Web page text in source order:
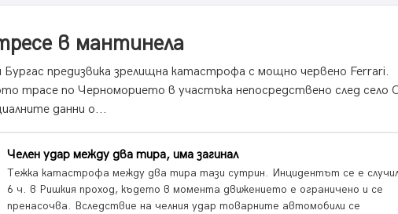
в мантинела
предизвика зрелищна катастрофа с мощно червено Ferrari.
трасе по Черноморието в участъка непосредствено след село
данни о...
Челен удар между два тира, има загинал
Тежка катастрофа между два тира тази сутрин. Инцидентът се е
6 ч. в Ришкия проход, където в момента движението е ограничено и се
пренасочва. Вследствие на челния удар товарните автомобили се